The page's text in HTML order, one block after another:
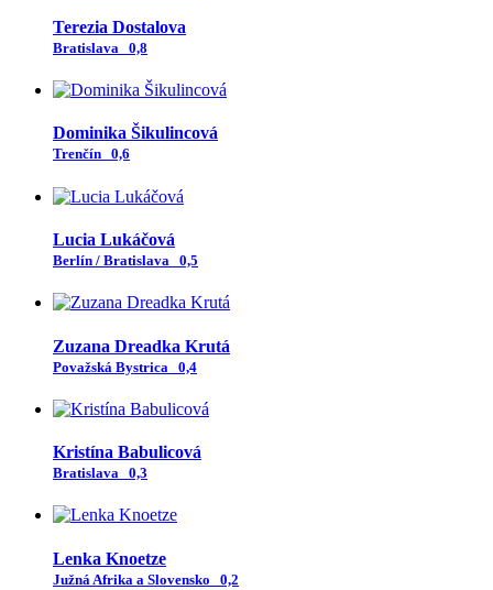
Terezia Dostalova
Bratislava 0,8
Dominika Šikulincová
Trenčín 0,6
Lucia Lukáčová
Berlín / Bratislava 0,5
Zuzana Dreadka Krutá
Považská Bystrica 0,4
Kristína Babulicová
Bratislava 0,3
Lenka Knoetze
Južná Afrika a Slovensko 0,2